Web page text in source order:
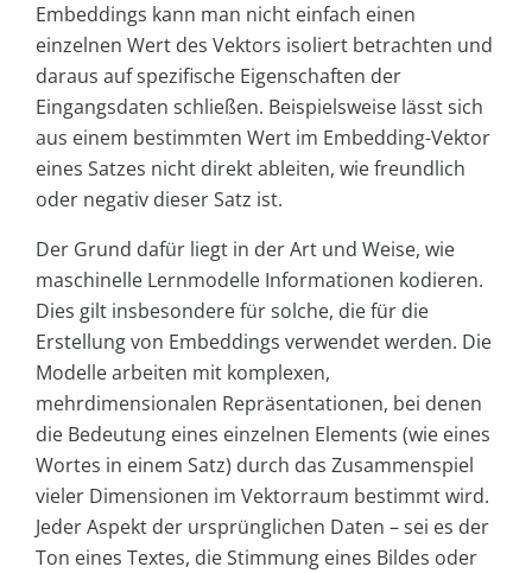
Embeddings kann man nicht einfach einen
einzelnen Wert des Vektors isoliert betrachten und
daraus auf spezifische Eigenschaften der
Eingangsdaten schließen. Beispielsweise lässt sich
aus einem bestimmten Wert im Embedding-Vektor
eines Satzes nicht direkt ableiten, wie freundlich
oder negativ dieser Satz ist.
Der Grund dafür liegt in der Art und Weise, wie
maschinelle Lernmodelle Informationen kodieren.
Dies gilt insbesondere für solche, die für die
Erstellung von Embeddings verwendet werden. Die
Modelle arbeiten mit komplexen,
mehrdimensionalen Repräsentationen, bei denen
die Bedeutung eines einzelnen Elements (wie eines
Wortes in einem Satz) durch das Zusammenspiel
vieler Dimensionen im Vektorraum bestimmt wird.
Jeder Aspekt der ursprünglichen Daten – sei es der
Ton eines Textes, die Stimmung eines Bildes oder